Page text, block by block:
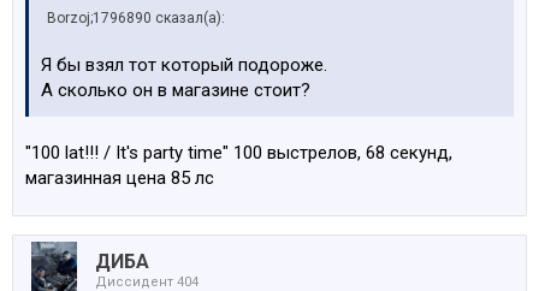
Borzoj;1796890 сказал(а):
Я бы взял тот который подороже.
А сколько он в магазине стоит?
"100 lat!!! / It's party time" 100 выстрелов, 68 секунд,
магазинная цена 85 лс
ДИБА
Диссидент 404